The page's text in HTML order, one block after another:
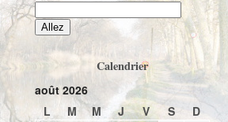
Calendrier
août 2026
L
M M J V S D